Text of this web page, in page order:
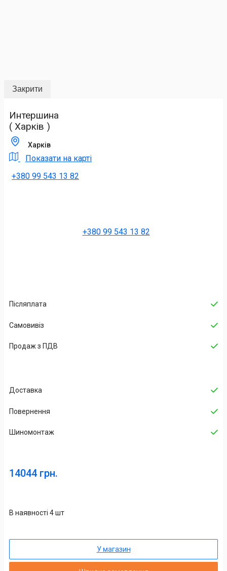
Закрити
Интершина
( Харків )
Харків
Показати на карті
+380 99 543 13 82
+380 99 543 13 82
Післяплата
Самовивіз
Продаж з ПДВ
Доставка
Повернення
Шиномонтаж
14044 грн.
В наявності 4 шт
У магазин